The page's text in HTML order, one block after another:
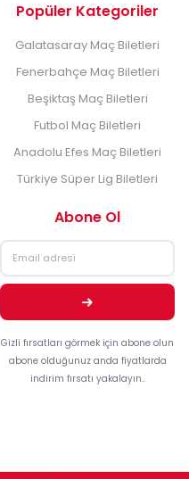
Popüler Kategoriler
Galatasaray Maç Biletleri
Fenerbahçe Maç Biletleri
Beşiktaş Maç Biletleri
Futbol Maç Biletleri
Anadolu Efes Maç Biletleri
Türkiye Süper Lig Biletleri
Abone Ol
Gizli fırsatları görmek için abone olun
abone olduğunuz anda fiyatlarda
indirim fırsatı yakalayın..